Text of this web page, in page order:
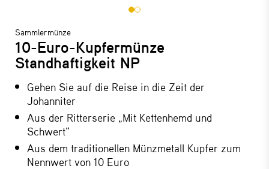
Sammlermünze
10-Euro-Kupfermünze
Standhaftigkeit NP
Gehen Sie auf die Reise in die Zeit der
Johanniter
Aus der Ritterserie „Mit Kettenhemd und
Schwert“
Aus dem traditionellen Münzmetall Kupfer zum
Nennwert von 10 Euro